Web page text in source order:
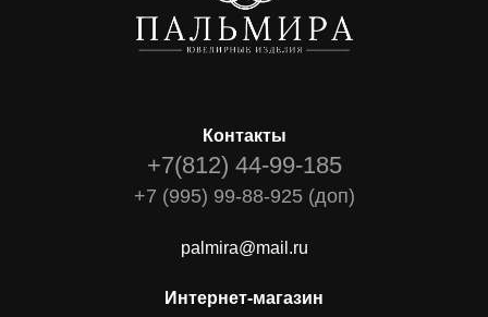
Контакты
+7(812) 44-99-185
+7 (995) 99-88-925 (доп)
palmira@mail.ru
Интернет-магазин